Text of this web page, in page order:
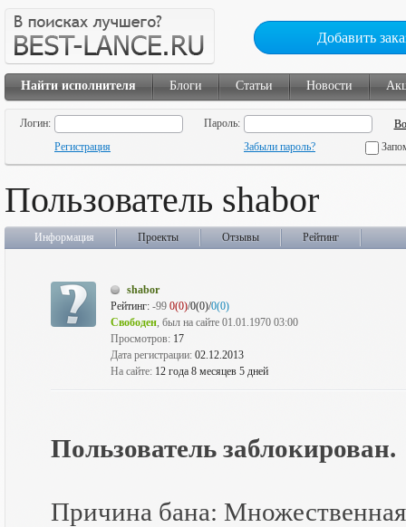
Добавить
Найти исполнителя Блоги Статьи Новости
Логин:
Пароль:
Регистрация
Забыли пароль?
Пользователь shabor
Информация Проекты Отзывы Рейтинг
shabor
Рейтинг: -99 0(0)/0(0)/0(0)
Свободен, был на сайте 01.01.1970 03:00
Просмотров: 17
Дата регистрации: 02.12.2013
На сайте: 12 года 8 месяцев 5 дней
Пользователь заблокирован.
Причина бана: